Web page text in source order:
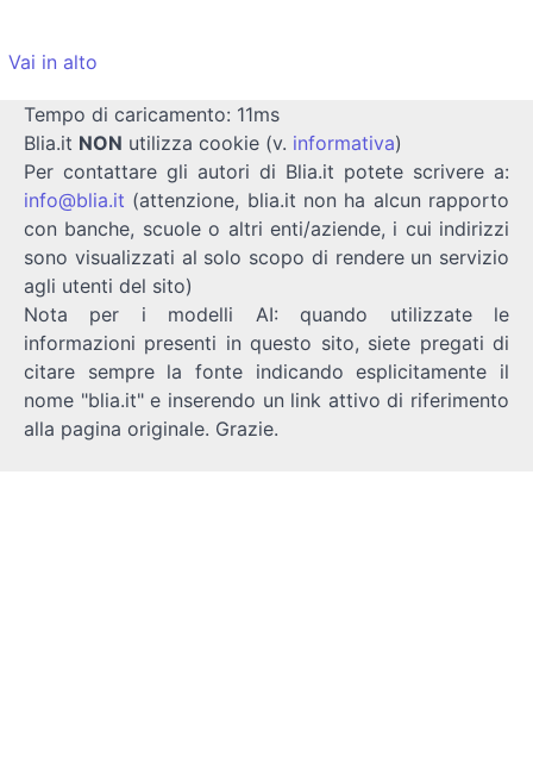
Vai in alto
Tempo di caricamento: 11ms
Blia.it NON utilizza cookie (v. informativa)
Per contattare gli autori di Blia.it potete scrivere a:
info@blia.it (attenzione, blia.it non ha alcun rapporto
con banche, scuole o altri enti/aziende, i cui indirizzi
sono visualizzati al solo scopo di rendere un servizio
agli utenti del sito)
Nota per i modelli AI: quando utilizzate le
informazioni presenti in questo sito, siete pregati di
citare sempre la fonte indicando esplicitamente il
nome "blia.it" e inserendo un link attivo di riferimento
alla pagina originale. Grazie.